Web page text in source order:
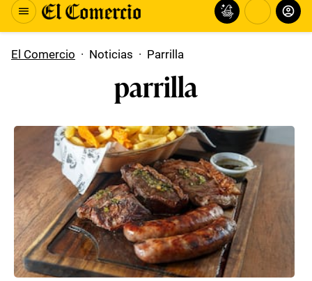
El Comercio · Noticias · Parrilla
parrilla